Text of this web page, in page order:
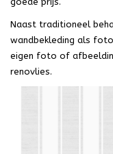
Naast traditioneel
wandbekleding als
eigen foto of
renovlies.